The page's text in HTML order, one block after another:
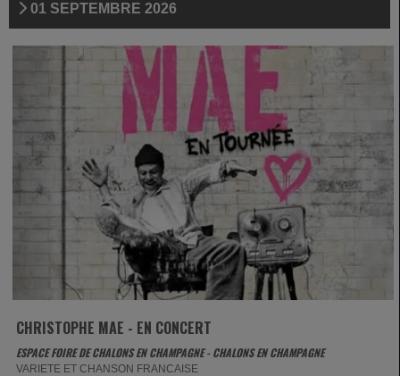
01 SEPTEMBRE 2026
CHRISTOPHE MAE - EN CONCERT
ESPACE FOIRE DE CHALONS EN CHAMPAGNE - CHALONS EN CHAMPAGNE
VARIETE ET CHANSON FRANCAISE